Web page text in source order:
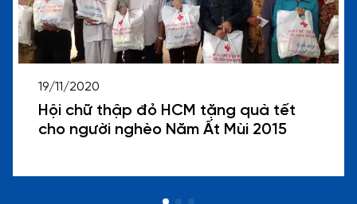
19/11/2020
Hội chữ thập đỏ HCM tặng quà tết
cho người nghèo Năm Ất Mùi 2015